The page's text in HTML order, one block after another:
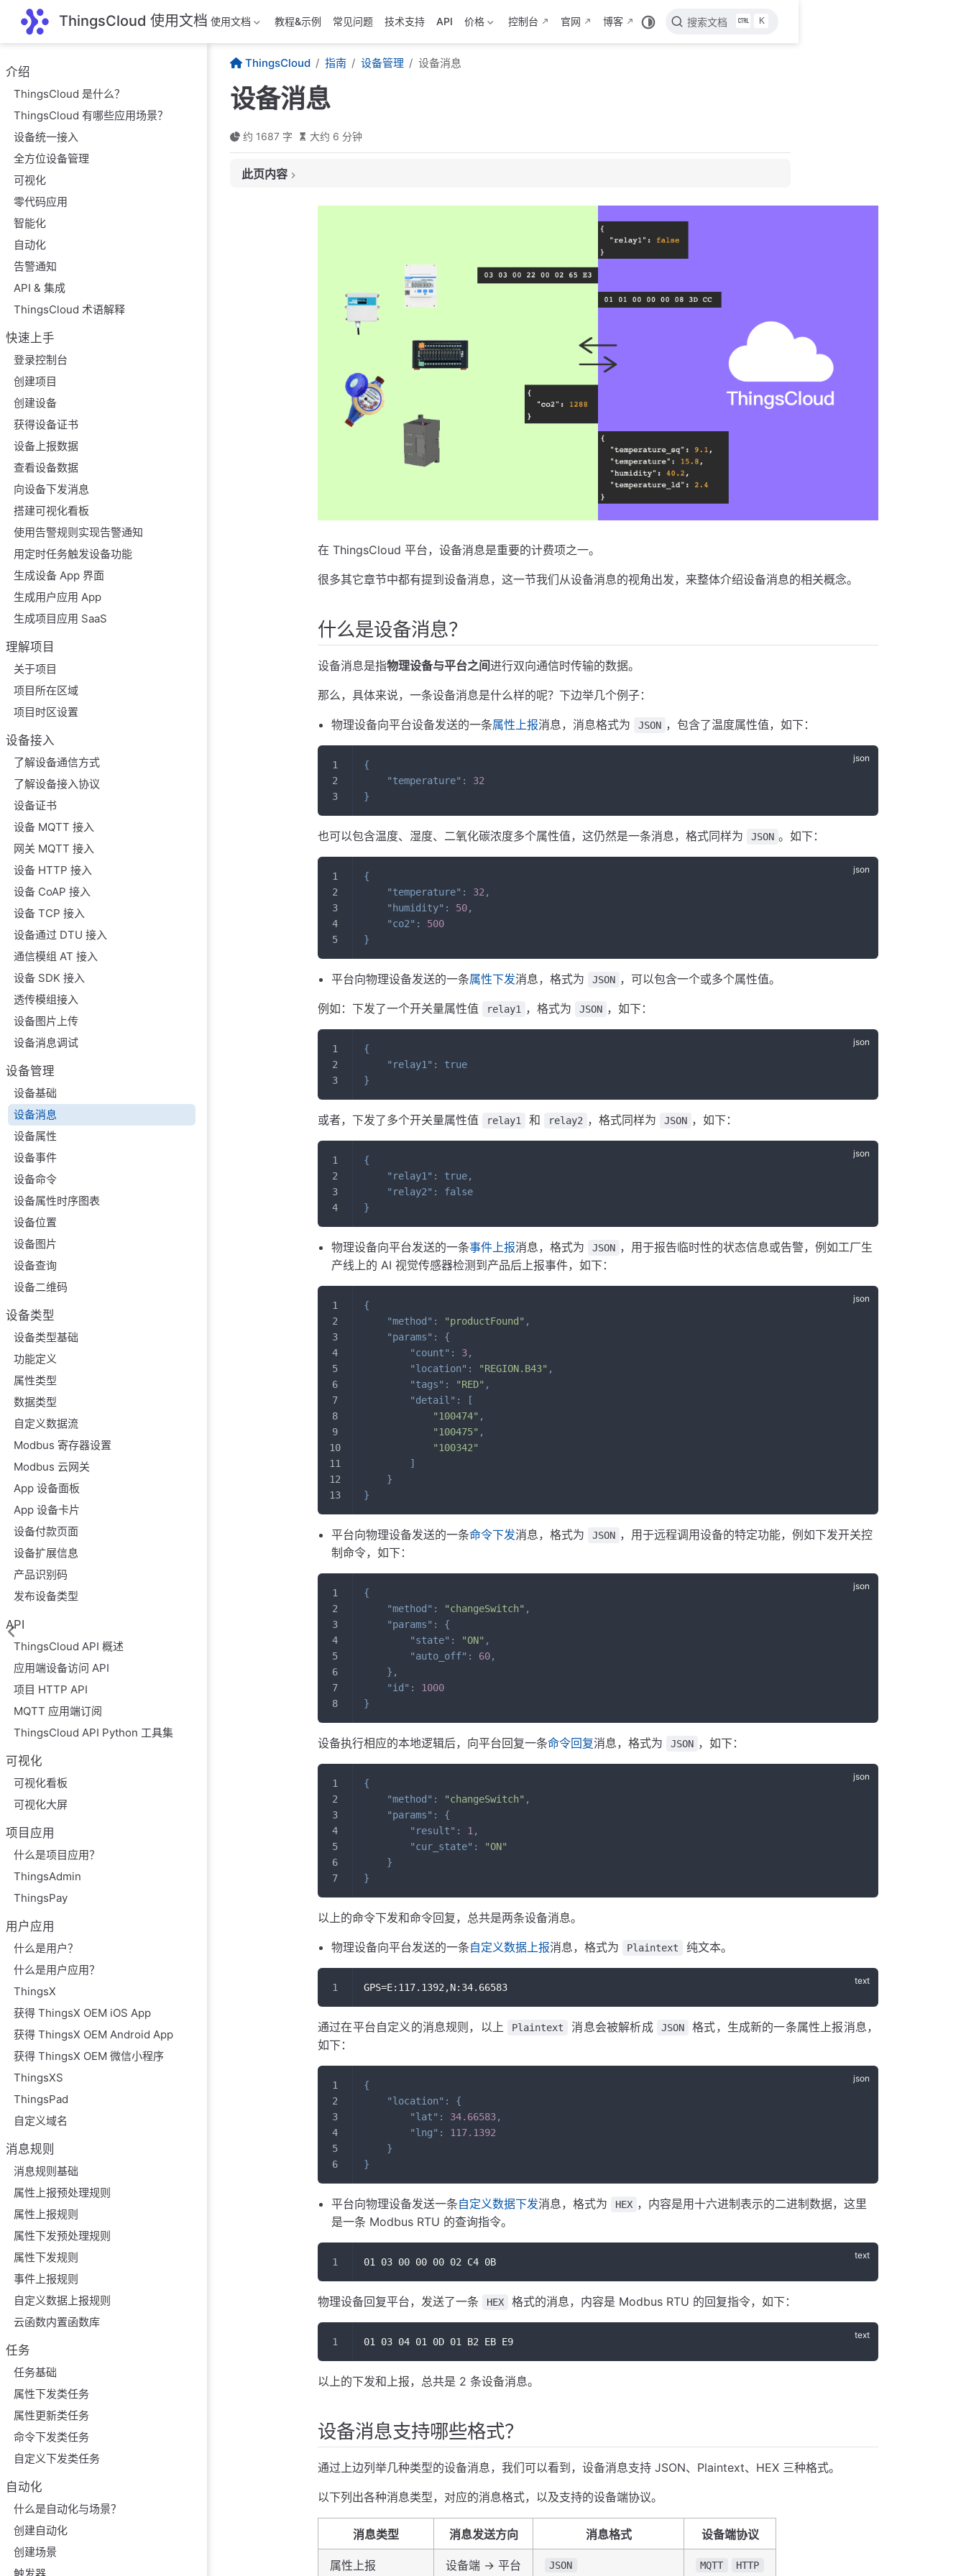
跳至主要內容ThingsCloud 使用文档 使用文档 教程&示例 常见问题 技术支持 API 价格 控制台 官网 博客 搜索文档 K
介绍
ThingsCloud 是什么？
ThingsCloud 有哪些应用场景？
设备统一接入
全方位设备管理
可视化
零代码应用
智能化
自动化
告警通知
API & 集成
ThingsCloud 术语解释
快速上手
登录控制台
创建项目
创建设备
获得设备证书
设备上报数据
查看设备数据
向设备下发消息
搭建可视化看板
使用告警规则实现告警通知
用定时任务触发设备功能
生成设备 App 界面
生成用户应用 App
生成项目应用 SaaS
理解项目
关于项目
项目所在区域
项目时区设置
设备接入
了解设备通信方式
了解设备接入协议
设备证书
设备 MQTT 接入
网关 MQTT 接入
设备 HTTP 接入
设备 CoAP 接入
设备 TCP 接入
设备通过 DTU 接入
通信模组 AT 接入
设备 SDK 接入
透传模组接入
设备图片上传
设备消息调试
设备管理
设备基础
设备消息
设备属性
设备事件
设备命令
设备属性时序图表
设备位置
设备图片
设备查询
设备二维码
设备类型
设备类型基础
功能定义
属性类型
数据类型
自定义数据流
Modbus 寄存器设置
Modbus 云网关
App 设备面板
App 设备卡片
设备付款页面
设备扩展信息
产品识别码
发布设备类型
API
ThingsCloud API 概述
应用端设备访问 API
项目 HTTP API
MQTT 应用端订阅
ThingsCloud API Python 工具集
可视化
可视化看板
可视化大屏
项目应用
什么是项目应用？
ThingsAdmin
ThingsPay
用户应用
什么是用户？
什么是用户应用？
ThingsX
获得 ThingsX OEM iOS App
获得 ThingsX OEM Android App
获得 ThingsX OEM 微信小程序
ThingsXS
ThingsPad
自定义域名
消息规则
消息规则基础
属性上报预处理规则
属性上报规则
属性下发预处理规则
属性下发规则
事件上报规则
自定义数据上报规则
云函数内置函数库
任务
任务基础
属性下发类任务
属性更新类任务
命令下发类任务
自定义下发类任务
自动化
什么是自动化与场景？
创建自动化
创建场景
ThingsCloud 指南 设备管理 设备消息
设备消息
约 1687 字 大约 6 分钟
此页内容
什么是设备消息？
在 ThingsCloud 平台，设备消息是重要的计费项之一。
很多其它章节中都有提到设备消息，这一节我们从设备消息的视角出发，来整体介绍设备消息的相关概念。
什么是设备消息？
设备消息是指物理设备与平台之间进行双向通信时传输的数据。
那么，具体来说，一条设备消息是什么样的呢？下边举几个例子：
物理设备向平台设备发送的一条属性上报消息，消息格式为 JSON ，包含了温度属性值，如下：
{
"temperature" :
32
}
也可以包含温度、湿度、二氧化碳浓度多个属性值，这仍然是一条消息，格式同样为 JSON 。如下：
{
"temperature" : 32 ,
"humidity" : 50,
"co2" :
500
}
平台向物理设备发送的一条属性下发消息，格式为 JSON ，可以包含一个或多个属性值。
例如：下发了一个开关量属性值 relay1 ，格式为 JSON ，如下：
{
"relay1" :
true
}
或者，下发了多个开关量属性值 relay1 和 relay2 ，格式同样为 JSON ，如下：
{
"relay1" : true,
"relay2" :
false
}
物理设备向平台发送的一条事件上报消息，格式为 JSON ，用于报告临时性的状态信息或告警，例如工厂生
产线上的 AI 视觉传感器检测到产品后上报事件，如下：
{
"method" : "productFound" ,
"params" :
{
"count" : 3,
"location" : "REGION.B43" ,
"tags" : "RED" ,
"detail" :
[
"100474" ,
"100475" ,
"100342"
]
}
}
平台向物理设备发送的一条命令下发消息，格式为 JSON ，用于远程调用设备的特定功能，例如下发开关控
制命令，如下：
{
"method" : "changeSwitch" ,
"params" :
{
"state" : "ON" ,
"auto_off" : 60,
} ,
"id" :
1000
}
设备执行相应的本地逻辑后，向平台回复一条命令回复消息，格式为 JSON ，如下：
{
"method" : "changeSwitch" ,
"params" :
{
"result" : 1 ,
"cur_state" :
"ON"
}
}
以上的命令下发和命令回复，总共是两条设备消息。
物理设备向平台发送的一条自定义数据上报消息，格式为 Plaintext 纯文本。
GPS=E:117.1392,N:34.66583
通过在平台自定义的消息规则，以上 Plaintext 消息会被解析成 JSON
格式，生成新的一条属性上报消息，
如下：
{
"location" :
{
"lat" : 34.66583,
"lng" :
117.1392
}
}
平台向物理设备发送一条自定义数据下发消息，格式为 HEX ，内容是用十六进制表示的二进制数据，这里
是一条 Modbus RTU 的查询指令。
01 03 00 00 00 02 C4 0B
物理设备回复平台，发送了一条 HEX 格式的消息，内容是 Modbus RTU 的回复指令，如下：
01 03 04 01 0D 01 B2 EB E9
以上的下发和上报，总共是 2 条设备消息。
设备消息支持哪些格式？
通过上边列举几种类型的设备消息，我们可以看到，设备消息支持 JSON、Plaintext、HEX 三种格式。
以下列出各种消息类型，对应的消息格式，以及支持的设备端协议。
消息类型 消息发送方向 消息格式 设备端协议
属性上报 设备端 -> 平台 JSON MQTT HTTP